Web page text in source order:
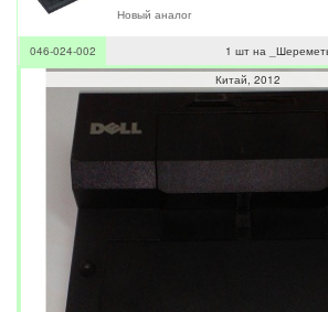
Новый аналог
046-024-002
1 шт на
Китай 2012